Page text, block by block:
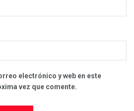
electrónico y web en este
vez que comente.